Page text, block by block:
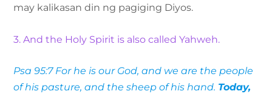
may kalikasan din ng pagiging Diyos.
3. And the Holy Spirit is also called Yahweh.
Psa 95:7 For he is our God, and we are the people
of his pasture, and the sheep of his hand. Today,